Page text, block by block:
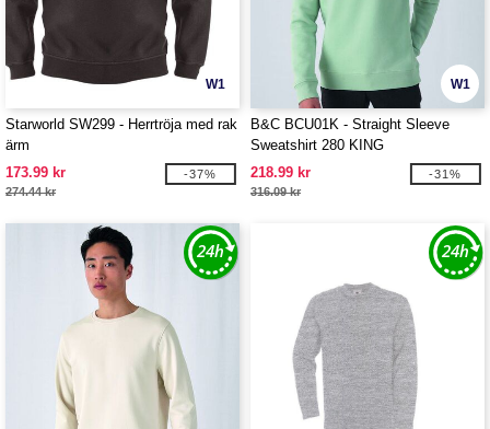
W1
Starworld SW299 - Herrtröja med rak
ärm
173.99 kr
274.44 kr
-37%
W1
B&C BCU01K - Straight Sleeve
Sweatshirt 280 KING
218.99 kr
316.09 kr
-31%